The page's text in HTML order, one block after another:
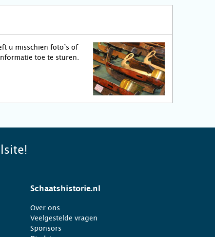
u misschien foto’s of
toe te sturen.
Schaatshistorie.nl
Over ons
Veelgestelde vragen
Sponsors